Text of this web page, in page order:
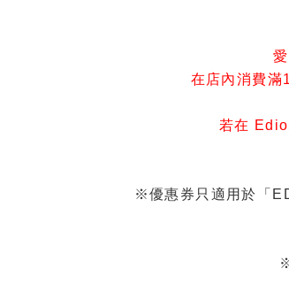
在店內消費滿
若在
※優惠券只適用於「